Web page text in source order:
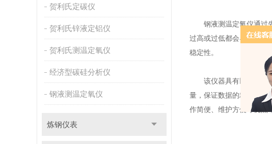
贺利氏定碳仪
贺利氏锌液定铝仪
贺利氏测温定氧仪
经济型碳硅分析仪
钢液测温定氧仪
炼钢仪表
钢液测温定氧仪通过先
过高或过低都会导致钢液
稳定性。
该仪器具有以下几个重
量，保证数据的精确性和
作简便、维护方便等优点